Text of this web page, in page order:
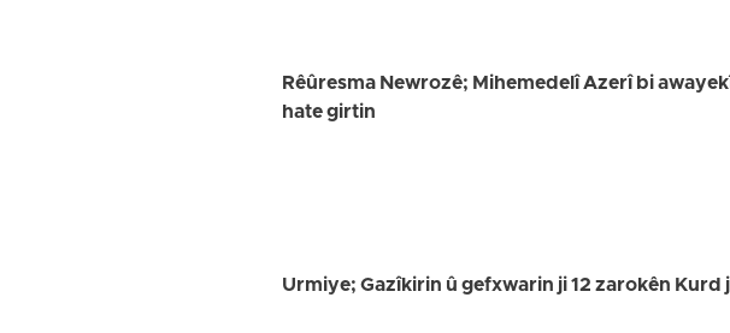
Rêûresma Newrozê; Mihemedelî Azerî bi
hate girtin
Urmiye; Gazîkirin û gefxwarin ji 12 zarokên Kurd